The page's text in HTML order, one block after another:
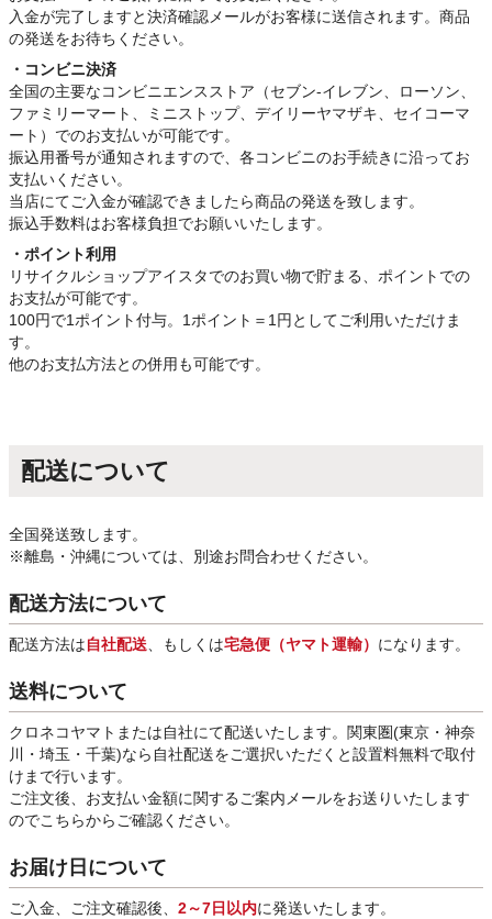
入金が完了しますと決済確認メールがお客様に送信されます。商品
の発送をお待ちください。
・コンビニ決済
全国の主要なコンビニエンスストア（セブン-イレブン、ローソン、
ファミリーマート、ミニストップ、デイリーヤマザキ、セイコーマ
ート）でのお支払いが可能です。
振込用番号が通知されますので、各コンビニのお手続きに沿ってお
支払いください。
当店にてご入金が確認できましたら商品の発送を致します。
振込手数料はお客様負担でお願いいたします。
・ポイント利用
リサイクルショップアイスタでのお買い物で貯まる、ポイントでの
お支払が可能です。
100円で1ポイント付与。1ポイント＝1円としてご利用いただけま
す。
他のお支払方法との併用も可能です。
配送について
全国発送致します。
※離島・沖縄については、別途お問合わせください。
配送方法について
配送方法は自社配送 、もしくは宅急便（ヤマト運輸） になります。
送料について
クロネコヤマトまたは自社にて配送いたします。関東圏(東京・神奈
川・埼玉・千葉)なら自社配送をご選択いただくと設置料無料で取付
けまで行います。
ご注文後、お支払い金額に関するご案内メールをお送りいたします
のでこちらからご確認ください。
お届け日について
ご入金、ご注文確認後、 2～7日以内に発送いたします。